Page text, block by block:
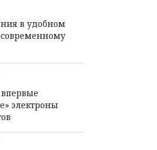
в удобном
электроны